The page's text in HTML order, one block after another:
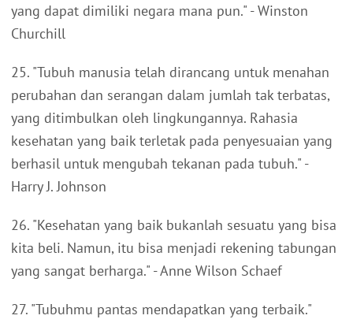
yang dapat dimiliki negara mana pun." - Winston
Churchill
25. "Tubuh manusia telah dirancang untuk menahan
perubahan dan serangan dalam jumlah tak terbatas,
yang ditimbulkan oleh lingkungannya. Rahasia
kesehatan yang baik terletak pada penyesuaian yang
berhasil untuk mengubah tekanan pada tubuh." -
Harry J. Johnson
26. "Kesehatan yang baik bukanlah sesuatu yang bisa
kita beli. Namun, itu bisa menjadi rekening tabungan
yang sangat berharga." - Anne Wilson Schaef
27. "Tubuhmu pantas mendapatkan yang terbaik."